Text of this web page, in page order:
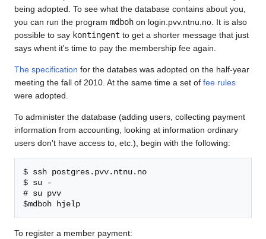
being adopted. To see what the database contains about you,
you can run the program mdboh on login.pvv.ntnu.no. It is also
possible to say kontingent to get a shorter message that just
says whent it's time to pay the membership fee again.
The specification for the databes was adopted on the half-year
meeting the fall of 2010. At the same time a set of fee rules
were adopted.
To administer the database (adding users, collecting payment
information from accounting, looking at information ordinary
users don't have access to, etc.), begin with the following:
$ ssh postgres.pvv.ntnu.no
$ su -
# su pvv
To register a member payment: